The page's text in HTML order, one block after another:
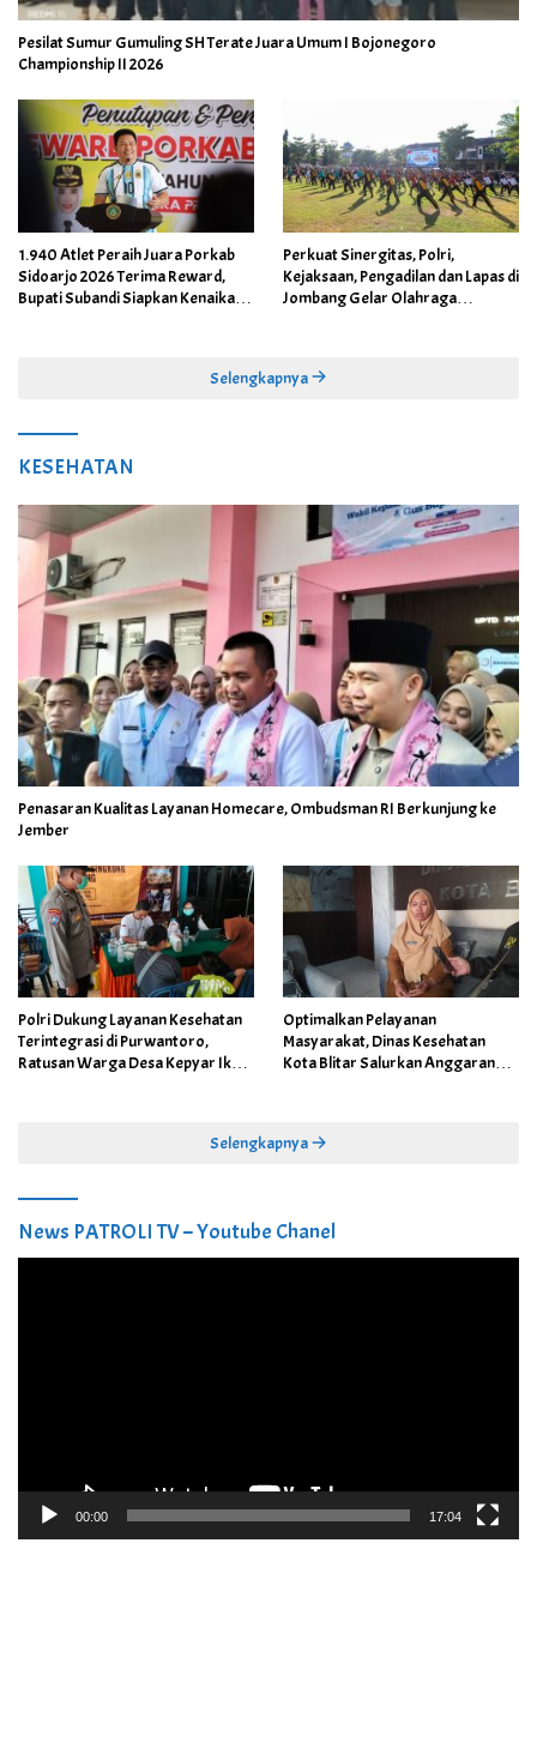
Pesilat Sumur Gumuling SH Terate Juara Umum I Bojonegoro
Championship II 2026
1.940 Atlet Peraih Juara Porkab
Sidoarjo 2026 Terima Reward,
Bupati Subandi Siapkan Kenaikan
Perkuat Sinergitas, Polri,
Kejaksaan, Pengadilan dan Lapas di
Jombang Gelar Olahraga
Selengkapnya
KESEHATAN
Penasaran Kualitas Layanan Homecare, Ombudsman RI Berkunjung ke
Jember
Polri Dukung Layanan Kesehatan
Terintegrasi di Purwantoro,
Ratusan Warga Desa Kepyar Ikuti
Optimalkan Pelayanan
Masyarakat, Dinas Kesehatan
Kota Blitar Salurkan Anggaran
Selengkapnya
News PATROLI TV – Youtube Chanel
00:00 17:04